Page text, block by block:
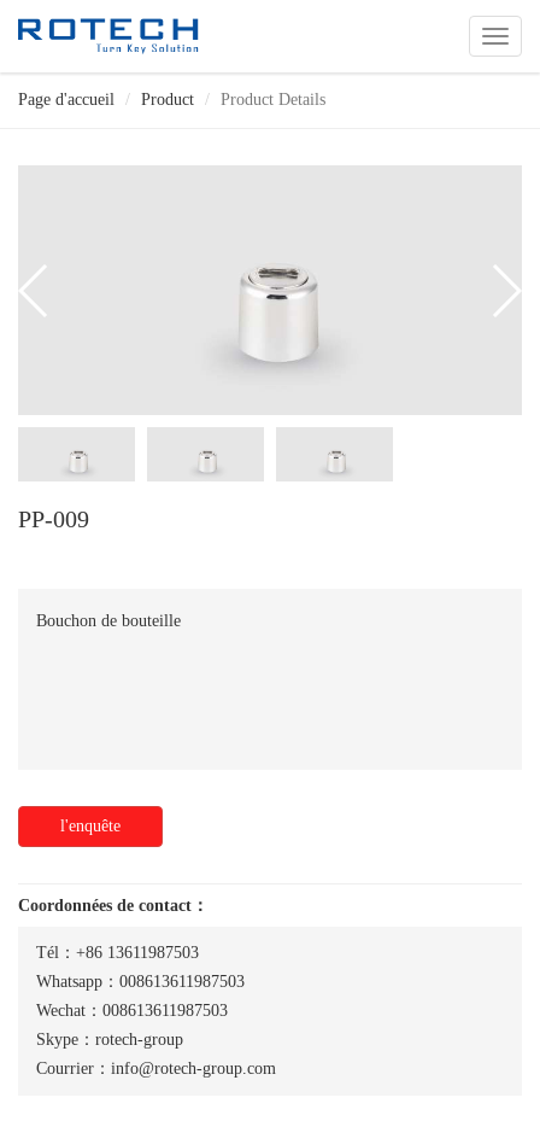
切
换
Page d'accueil Product Product Details
PP-009
Bouchon de bouteille
l'enquête
Coordonnées de contact：
Tél：+86 13611987503
Whatsapp：008613611987503
Wechat：008613611987503
Skype：rotech-group
Courrier：info@rotech-group.com